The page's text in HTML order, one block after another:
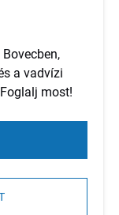
a vadvízi
most!